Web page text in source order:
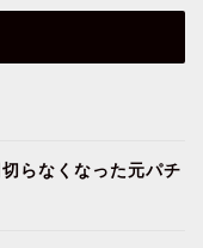
らなくなった元パチ